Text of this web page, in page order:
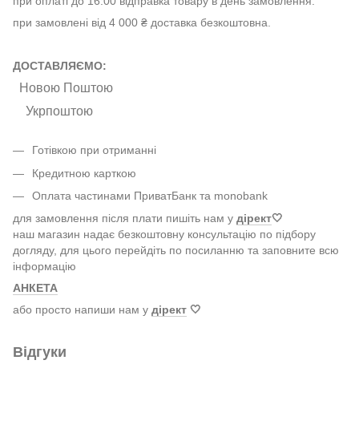
при замовлені від 4 000 ₴ доставка безкоштовна.
ДОСТАВЛЯЄМО:
Новою Поштою
Укрпоштою
Готівкою при отриманні
Кредитною карткою
Оплата частинами ПриватБанк та monobank
для замовлення після плати пишіть нам у дірект🤍
наш магазин надає безкоштовну консультацію по підбору
догляду, для цього перейдіть по посиланню та заповните всю
інформацію
АНКЕТА
або просто напиши нам у дірект 🤍
Відгуки